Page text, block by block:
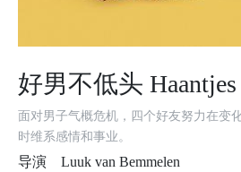
好男不低头 Haantjes
面对男子气概危机，四个好友努力在变
时维系感情和事业。
导演
Luuk van Bemmelen